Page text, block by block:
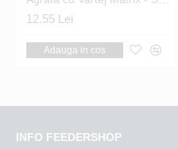
12.55 Lei
Adauga in cos
INFO FEEDERSHOP